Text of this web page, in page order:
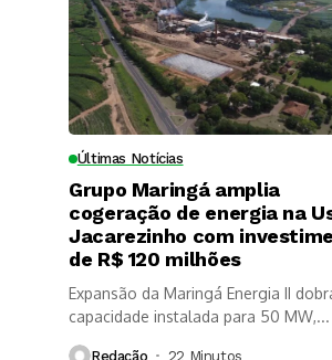
Últimas Notícias
Grupo Maringá amplia
cogeração de energia na
Jacarezinho com
de R$ 120 milhões
Expansão da Maringá Energia II
capacidade instalada para 50 MW,...
Redação 22 Minutos ⁮